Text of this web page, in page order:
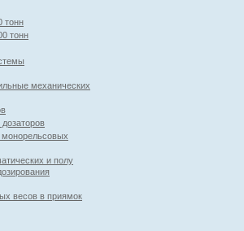
тонн
тонн
механических
монорельсовых
и полу
весов в приямок